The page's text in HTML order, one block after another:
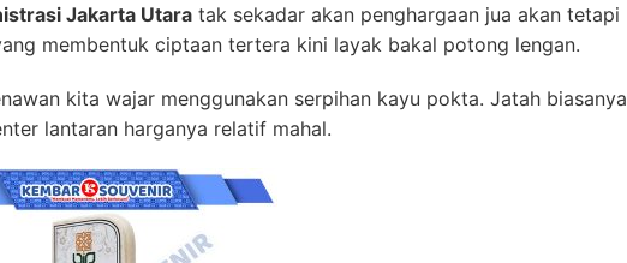
Jakarta Utara tak sekadar akan penghargaan jua akan tetapi
membentuk ciptaan tertera kini layak bakal potong lengan.
kita wajar menggunakan serpihan kayu pokta. Jatah biasanya
lantaran harganya relatif mahal.